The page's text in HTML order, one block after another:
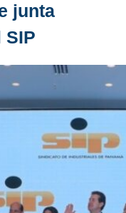
junta
SIP